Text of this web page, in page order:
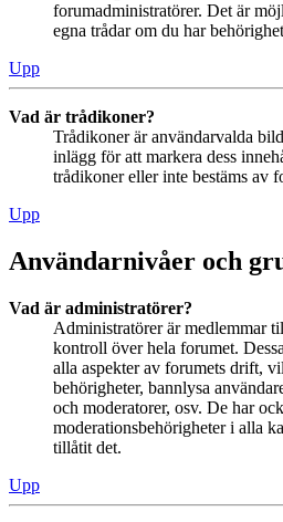
forumadministratörer. Det är
egna trådar om du har
Upp
Vad är trådikoner?
Trådikoner är användarvalda
inlägg för att markera dess
trådikoner eller inte bestäms av
Upp
Användarnivåer och
Vad är administratörer?
Administratörer är medlemmar
kontroll över hela forumet.
alla aspekter av forumets drift,
behörigheter, bannlysa
och moderatorer, osv. De har
moderationsbehörigheter i alla
tillåtit det.
Upp